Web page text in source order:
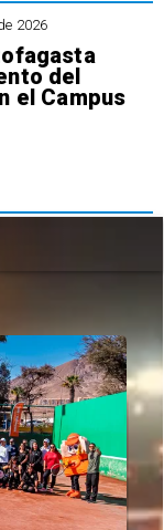
2026
del
el Campus